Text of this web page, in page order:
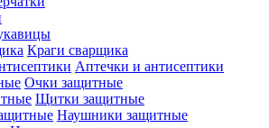
Краги сварщика
Аптечки и антисептики
Очки защитные
Щитки защитные
Наушники защитные